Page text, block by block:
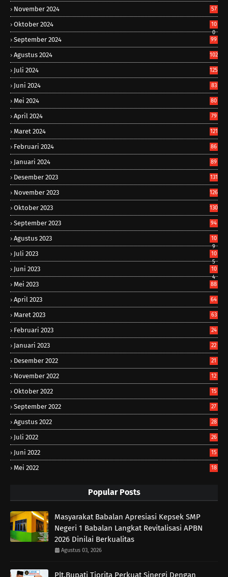
November 2024 57
Oktober 2024
10
0
September 2024 99
Agustus 2024 102
Juli 2024 125
Juni 2024 83
Mei 2024 80
April 2024 79
Maret 2024 121
Februari 2024 86
Januari 2024 89
Desember 2023 131
November 2023 126
Oktober 2023 130
September 2023 94
Agustus 2023
10
9
Juli 2023
10
5
Juni 2023
10
4
Mei 2023 88
April 2023 64
Maret 2023 63
Februari 2023 24
Januari 2023 22
Desember 2022 21
November 2022 12
Oktober 2022 15
September 2022 27
Agustus 2022 28
Juli 2022 26
Juni 2022 15
Mei 2022 18
Popular Posts
Masyarakat Babalan Apresiasi Kepsek SMP
Negeri 1 Babalan Langkat Revitalisasi APBN
2026 Dinilai Berkualitas
Agustus 03, 2026
Plt.Bupati Tiorita Perkuat Sinergi Dengan